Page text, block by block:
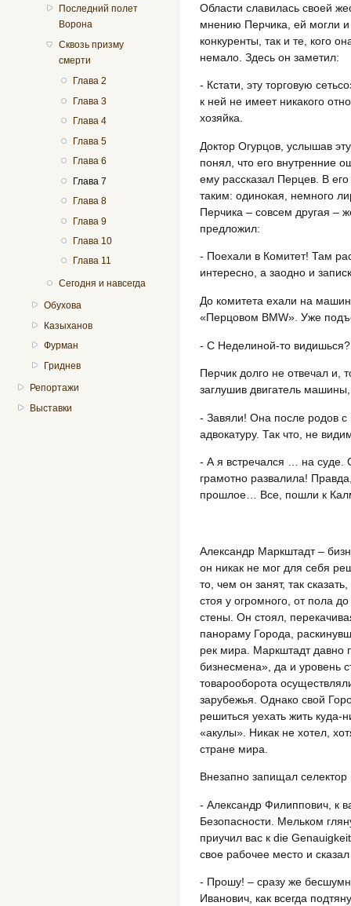
Последний полет
Ворона
Сквозь призму
смерти
Глава 2
Глава 3
Глава 4
Глава 5
Глава 6
Глава 7
Глава 8
Глава 9
Глава 10
Глава 11
Сегодня и навсегда
Обухова
Казыханов
Фурман
Гриднев
Репортажи
Выставки
Области славилась своей
мнению Перчика, ей могли и
конкуренты, так и те, кого
немало. Здесь он заметил:
- Кстати, эту торговую
к ней не имеет никакого
хозяйка.
Доктор Огурцов, услышав
понял, что его внутренние
ему рассказал Перцев. В
таким: одинокая, немного
Перчика – совсем другая –
предложил:
- Поехали в Комитет! Там
интересно, а заодно и
До комитета ехали на
«Перцовом BMW». Уже
- С Неделиной-то
Перчик долго не отвечал и,
заглушив двигатель
- Завяли! Она после родов
адвокатуру. Так что, не
- А я встречался … на суде.
грамотно развалила!
прошлое… Все, пошли к
Александр Маркштадт –
он никак не мог для себя
то, чем он занят, так
стоя у огромного, от пола
стены. Он стоял,
панораму Города,
рек мира. Маркштадт давно
бизнесмена», да и уровень
товарооборота
зарубежья. Однако свой
решиться уехать жить куда-
«акулы». Никак не хотел,
стране мира.
Внезапно запищал
- Александр Филиппович, к
Безопасности. Мельком
приучил вас к die
свое рабочее место и
- Прошу! – сразу же
Иванович, как всегда